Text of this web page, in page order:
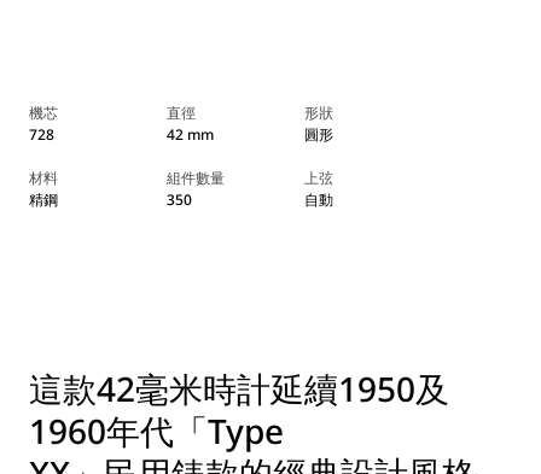
機芯
728
直徑
42 mm
形狀
圓形
材料
精鋼
組件數量
350
上弦
自動
這款42毫米時計延續1950及
1960年代「Type